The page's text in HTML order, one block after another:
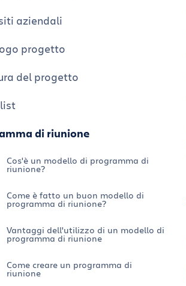
libreria di ricerca
con i database
di marketing
creativa di marketing
aziendali
progetto
del progetto
di riunione
Cos'è un modello di programma di
riunione?
Come è fatto un buon modello di
programma di riunione?
Vantaggi dell'utilizzo di un modello di
programma di riunione
Come creare un programma di
riunione